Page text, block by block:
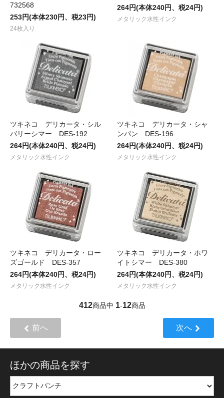
732568
253円(本体230円、税23円)
24枚入り
264円(本体240円、税24円)
メタリック水性インク
ツキネコ デリカータ・シル
バリーシマー DES-192
264円(本体240円、税24円)
メタリック水性インク
ツキネコ デリカータ・シャ
ンパン DES-196
264円(本体240円、税24円)
メタリック水性インク
ツキネコ デリカータ・ロー
ズゴールド DES-357
264円(本体240円、税24円)
メタリック水性インク
ツキネコ デリカータ・ホワ
イトシマー DES-380
264円(本体240円、税24円)
メタリック水性インク
412商品中 1-12商品
前へ 次へ
ほかの商品を探す